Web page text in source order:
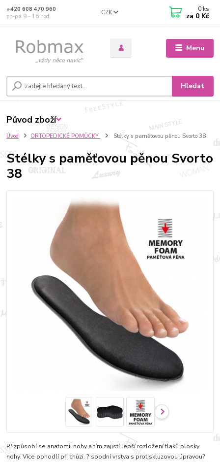
Menu
CZK
Hledat
+420 608 470 960
po-pá 9 - 16 hod.
0 ks
za 0 Kč
Úvod ORTOPEDICKÉ POMŮCKY Stélky s paměťovou pěnou Svorto 38
Stélky s paměťovou pěnou Svorto
38
Přizpůsobí se anatomii nohy a tím zajistí lepší rozložení tlaků plosky
nohy. Více pohodlí při chůzi. ? spodní vrstva s protiskluzovou úpravou?
Původ zboží